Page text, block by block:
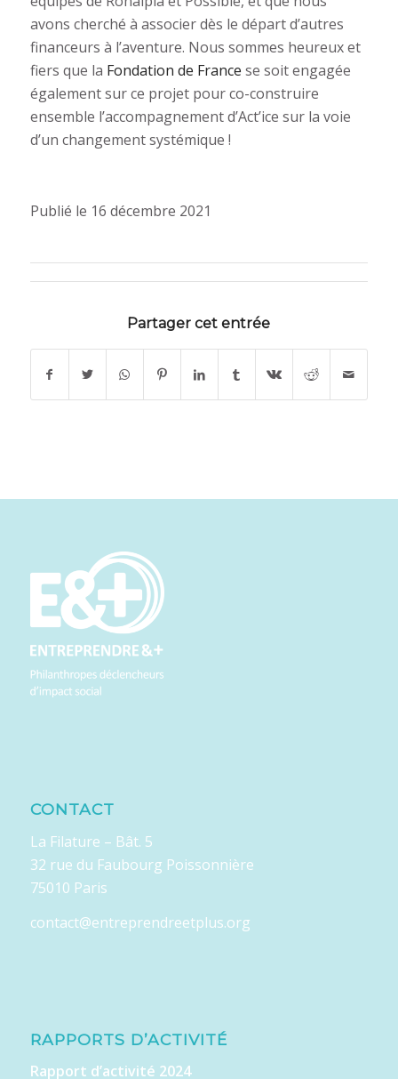
avons cherché à associer dès le départ d’autres
financeurs à l’aventure. Nous sommes heureux et
fiers que la Fondation de France se soit engagée
également sur ce projet pour co-construire
ensemble l’accompagnement d’Act’ice sur la voie
d’un changement systémique !
Publié le 16 décembre 2021
Partager cet entrée
CONTACT
La Filature – Bât. 5
32 rue du Faubourg Poissonnière
75010 Paris
contact@entreprendreetplus.org
RAPPORTS D’ACTIVITÉ
Rapport d’activité 2024